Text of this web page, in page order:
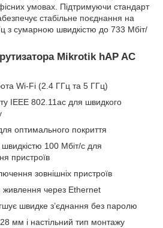
умовах. Підтримуючи стандарт
стабільне поєднання на
з сумарною швидкістю до 733 Мбіт/
Mikrotik hAP AC
Wi-Fi (2.4 ГГц та 5 ГГц)
IEEE 802.11ac для швидкого
оптимального покриття
швидкістю 100 Мбіт/с для
пристроїв
зовнішніх пристроїв
живлення через Ethernet
швидке з’єднання без паролю
мм і настільний тип монтажу